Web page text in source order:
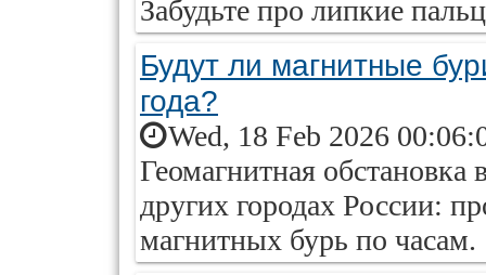
Забудьте про липкие
Будут ли магнитные
года?
Wed, 18 Feb 2026
Геомагнитная
других городах России:
магнитных бурь по часам.